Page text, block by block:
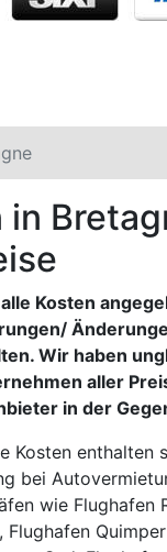
Kosten
Wir haben
aller
in der
enthalten
bei
wie Flughafen